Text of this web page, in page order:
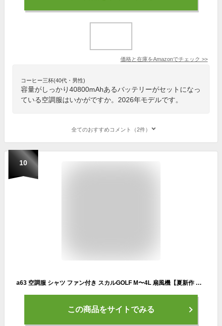
価格と在庫をAmazonでチェック >>
コーヒー三杯(40代・男性)
容量がしっかり40800mAhあるバッテリーがセットになっ
ている空調服はいかがですか。2026年モデルです。
全てのおすすめコメント（2件）
10
a63 空調服 シャツ ファン付き スカルGOLF M〜4L 扇風機【夏新作 冷却服 ゴルフウェア 大きいサイズ golf 熱中症対策お洒落 井戸木鴻樹プロ
この商品をサイトでみる